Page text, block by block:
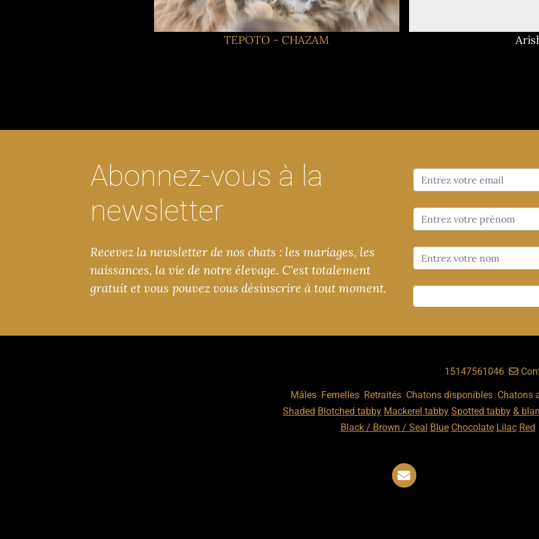
TEPOTO - CHAZAM
Abonnez-vous à la
newsletter
Recevez la newsletter de nos chats : les mariages, les
naissances, la vie de notre élevage. C'est totalement
gratuit et vous pouvez vous désinscrire à tout moment.
15147561046,
Mâles, Femelles, Retraités, Chatons disponibles, Chatons
Shaded Blotched tabby Mackerel tabby Spotted tabby &
Black / Brown / Seal Blue Chocolate Lilac Red